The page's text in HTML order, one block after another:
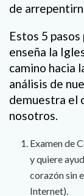
de
Estos 5
enseña la
camino hacia
análisis de
demuestra el
nosotros.
Examen de
y quiere
corazón sin
Internet).